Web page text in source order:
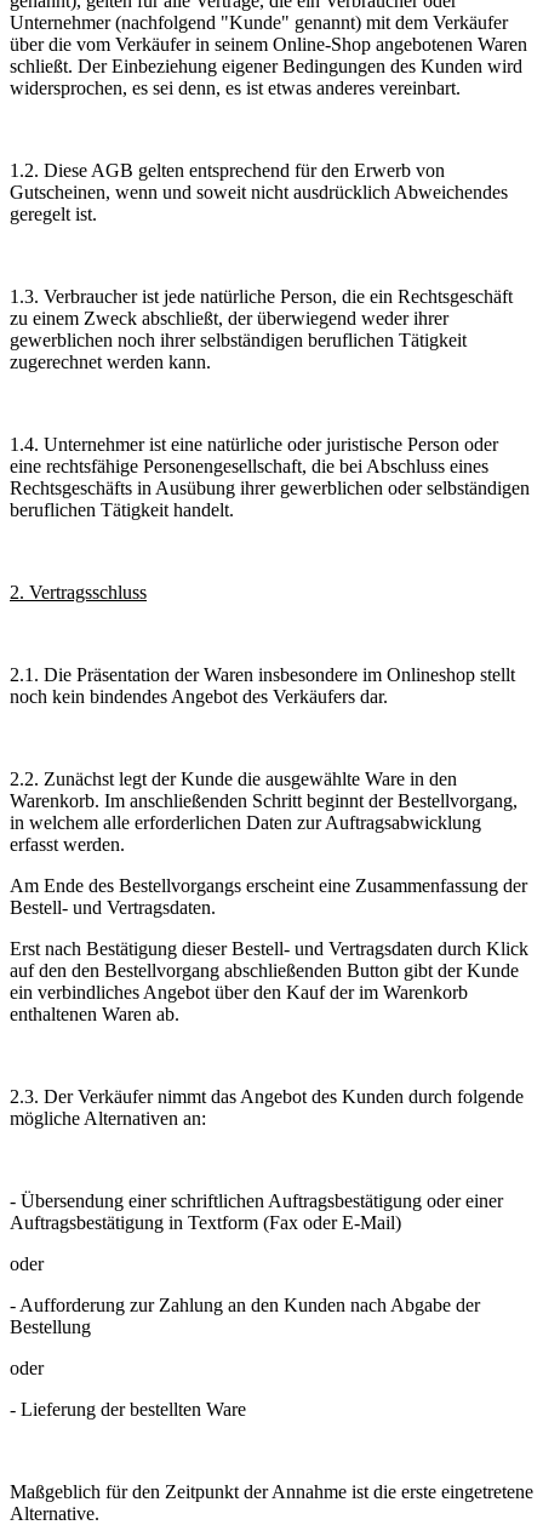
Unternehmer (nachfolgend "Kunde" genannt) mit dem Verkäufer
über die vom Verkäufer in seinem Online-Shop angebotenen Waren
schließt. Der Einbeziehung eigener Bedingungen des Kunden wird
widersprochen, es sei denn, es ist etwas anderes vereinbart.
1.2. Diese AGB gelten entsprechend für den Erwerb von
Gutscheinen, wenn und soweit nicht ausdrücklich Abweichendes
geregelt ist.
1.3. Verbraucher ist jede natürliche Person, die ein Rechtsgeschäft
zu einem Zweck abschließt, der überwiegend weder ihrer
gewerblichen noch ihrer selbständigen beruflichen Tätigkeit
zugerechnet werden kann.
1.4. Unternehmer ist eine natürliche oder juristische Person oder
eine rechtsfähige Personengesellschaft, die bei Abschluss eines
Rechtsgeschäfts in Ausübung ihrer gewerblichen oder selbständigen
beruflichen Tätigkeit handelt.
2. Vertragsschluss
2.1. Die Präsentation der Waren insbesondere im Onlineshop stellt
noch kein bindendes Angebot des Verkäufers dar.
2.2. Zunächst legt der Kunde die ausgewählte Ware in den
Warenkorb. Im anschließenden Schritt beginnt der Bestellvorgang,
in welchem alle erforderlichen Daten zur Auftragsabwicklung
erfasst werden.
Am Ende des Bestellvorgangs erscheint eine Zusammenfassung der
Bestell- und Vertragsdaten.
Erst nach Bestätigung dieser Bestell- und Vertragsdaten durch Klick
auf den den Bestellvorgang abschließenden Button gibt der Kunde
ein verbindliches Angebot über den Kauf der im Warenkorb
enthaltenen Waren ab.
2.3. Der Verkäufer nimmt das Angebot des Kunden durch folgende
mögliche Alternativen an:
- Übersendung einer schriftlichen Auftragsbestätigung oder einer
Auftragsbestätigung in Textform (Fax oder E-Mail)
oder
- Aufforderung zur Zahlung an den Kunden nach Abgabe der
Bestellung
oder
- Lieferung der bestellten Ware
Maßgeblich für den Zeitpunkt der Annahme ist die erste eingetretene
Alternative.